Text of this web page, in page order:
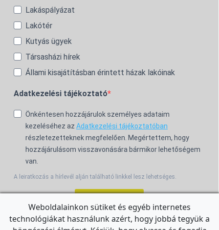
Lakáspályázat
Lakótér
Kutyás ügyek
Társasházi hírek
Állami kisajátításban érintett házak lakóinak
Adatkezelési tájékoztató
Önkéntesen hozzájárulok személyes adataim
kezeléséhez az Adatkezelési tájékoztatóban
részletezetteknek megfelelően. Megértettem, hogy
hozzájárulásom visszavonására bármikor lehetőségem
van.
A leiratkozás a hírlevél alján található linkkel lesz lehetséges.
For the English Newsletter, clickHERE.
Weboldalainkon sütiket és egyéb internetes
technológiákat használunk azért, hogy jobbá tegyük a